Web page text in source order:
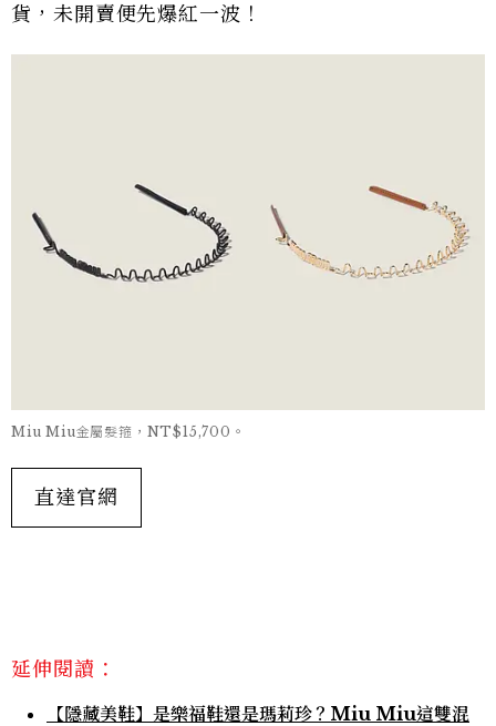
貨，未開賣便先爆紅一波！
Miu Miu金屬髮箍，NT$15,700。
直達官網
延伸閱讀：
【隱藏美鞋】是樂福鞋還是瑪莉珍？Miu Miu這雙混